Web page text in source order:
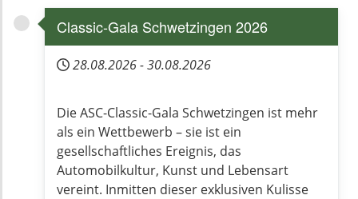
Classic-Gala Schwetzingen 2026
28.08.2026-30.08.2026
Die ASC-Classic-Gala Schwetzingen ist mehr
als ein Wettbewerb – sie ist ein
gesellschaftliches Ereignis, das
Automobilkultur, Kunst und Lebensart
vereint. Inmitten dieser exklusiven Kulisse